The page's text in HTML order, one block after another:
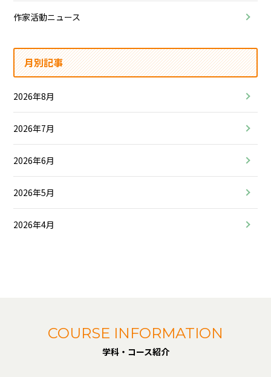
作家活動ニュース
月別記事
2026年8月
2026年7月
2026年6月
2026年5月
2026年4月
COURSE INFORMATION
学科・コース紹介